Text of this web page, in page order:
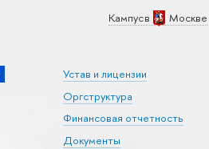
Кампус в Москве
Устав и лицензии
Оргструктура
Финансовая отчетность
Документы